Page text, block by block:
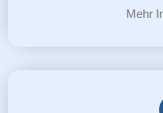
Mehr